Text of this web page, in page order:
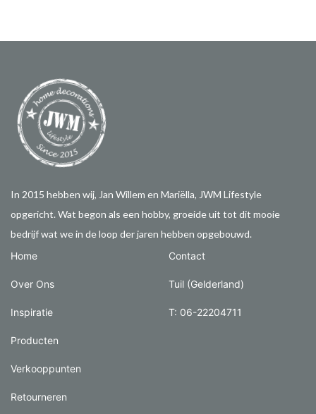
In 2015 hebben wij, Jan Willem en Mariëlla, JWM Lifestyle
opgericht. Wat begon als een hobby, groeide uit tot dit mooie
bedrijf wat we in de loop der jaren hebben opgebouwd.
Home
Over Ons
Inspiratie
Producten
Verkooppunten
Retourneren
Contact
Tuil (Gelderland)
T: 06-22204711